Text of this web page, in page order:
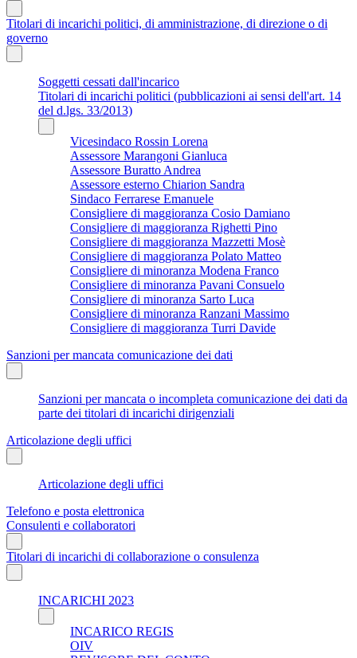
Titolari di incarichi politici, di amministrazione, di direzione o di
governo
Soggetti cessati dall'incarico
Titolari di incarichi politici (pubblicazioni ai sensi dell'art. 14
del d.lgs. 33/2013)
Vicesindaco Rossin Lorena
Assessore Marangoni Gianluca
Assessore Buratto Andrea
Assessore esterno Chiarion Sandra
Sindaco Ferrarese Emanuele
Consigliere di maggioranza Cosio Damiano
Consigliere di maggioranza Righetti Pino
Consigliere di maggioranza Mazzetti Mosè
Consigliere di maggioranza Polato Matteo
Consigliere di minoranza Modena Franco
Consigliere di minoranza Pavani Consuelo
Consigliere di minoranza Sarto Luca
Consigliere di minoranza Ranzani Massimo
Consigliere di maggioranza Turri Davide
Sanzioni per mancata comunicazione dei dati
Sanzioni per mancata o incompleta comunicazione dei dati da
parte dei titolari di incarichi dirigenziali
Articolazione degli uffici
Articolazione degli uffici
Telefono e posta elettronica
Consulenti e collaboratori
Titolari di incarichi di collaborazione o consulenza
INCARICHI 2023
INCARICO REGIS
OIV